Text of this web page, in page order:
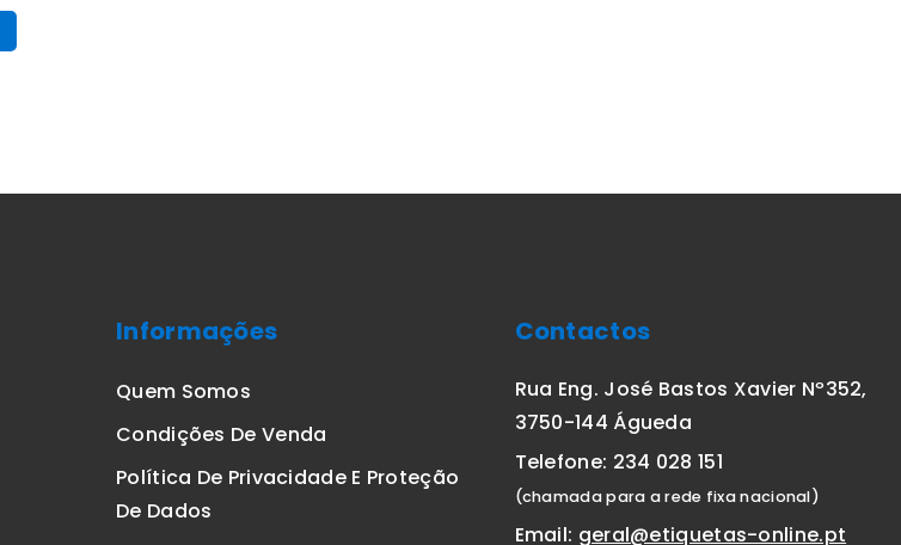
Informações
Quem Somos
Condições De Venda
Política De Privacidade E Proteção
De Dados
Contactos
Rua Eng. José Bastos Xavier Nº352,
3750-144 Águeda
Telefone: 234 028 151
(chamada para a rede fixa nacional)
Email: geral@etiquetas-online.pt